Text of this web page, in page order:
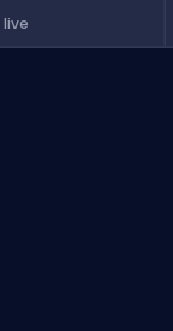
live